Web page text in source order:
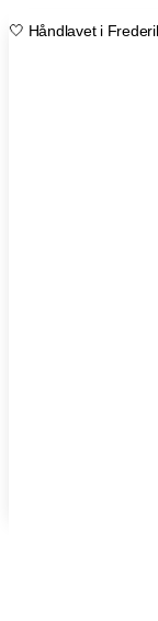
🤍 Håndlavet i